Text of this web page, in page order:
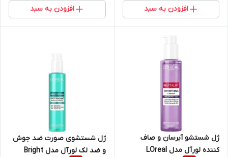
افزودن به سبد
خشن حاوی سرامید،سالسیلیک
اسید و هیالورونیک اسید حجم
افزودن به سبد
ژل شستشو آبرسان و صاف
کننده لورآل مدل LOreal
ژل شستشوی صورت ضد جوش
و ضد لک لورآل مدل Bright